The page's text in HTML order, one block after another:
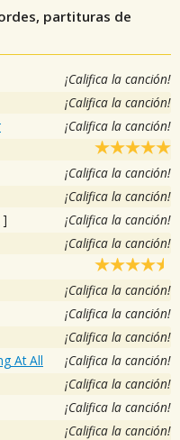
partituras de
¡Califica la canción!
¡Califica la canción!
¡Califica la canción!
¡Califica la canción!
¡Califica la canción!
] ¡Califica la canción!
¡Califica la canción!
¡Califica la canción!
¡Califica la canción!
¡Califica la canción!
At All ¡Califica la canción!
¡Califica la canción!
¡Califica la canción!
¡Califica la canción!